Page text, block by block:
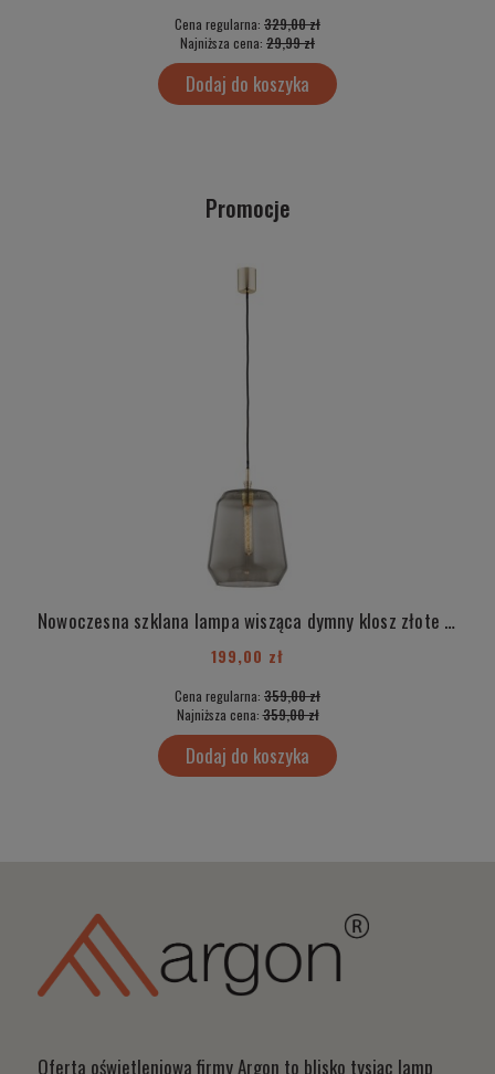
Cena regularna: 329,00 zł
Najniższa cena: 29,99 zł
Dodaj do koszyka
Promocje
Nowoczesna szklana lampa wisząca dymny klosz złote detale IRUN 4267
199,00 zł
Cena regularna: 359,00 zł
Najniższa cena:359,00 zł
Dodaj do koszyka
Oferta oświetleniowa firmy Argon to blisko tysiąc lamp